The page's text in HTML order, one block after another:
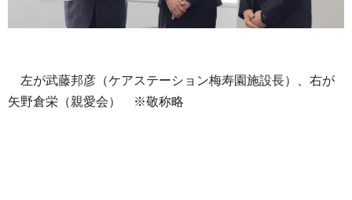
左が武藤邦彦（ケアステーション梅寿園施設長）、右が
矢野倉栄（親愛会） ※敬称略